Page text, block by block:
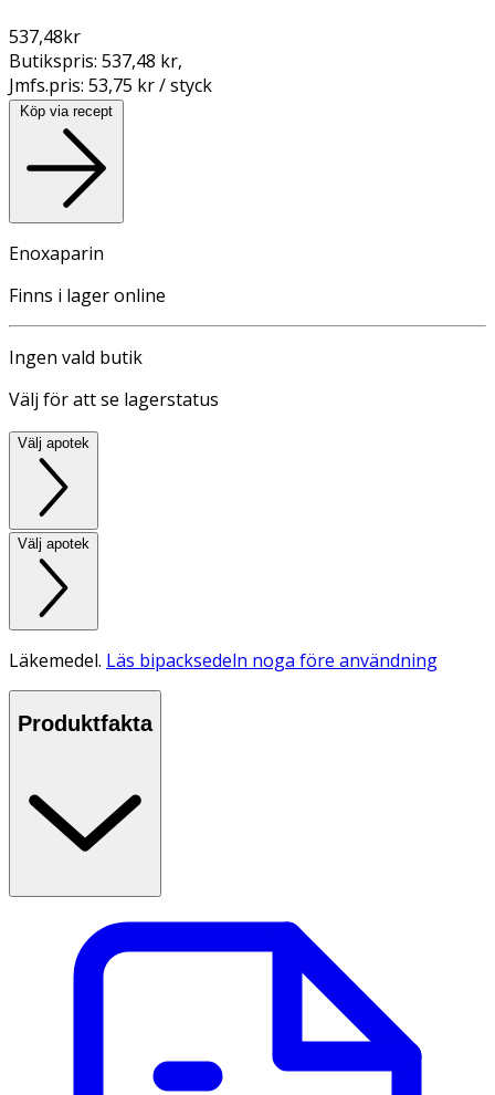
537,48kr
Butikspris: 537,48 kr,
Jmfs.pris: 53,75 kr / styck
Köp via recept
Enoxaparin
Finns i lager online
Ingen vald butik
Välj för att se lagerstatus
Välj apotek
Välj apotek
Läkemedel. Läs bipacksedeln noga före användning
Produktfakta